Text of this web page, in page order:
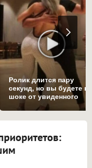
Ролик длится пару
секунд, но вы будете в
шоке от увиденного